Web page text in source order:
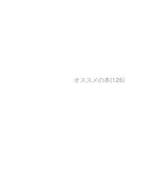
オススメの本(126)